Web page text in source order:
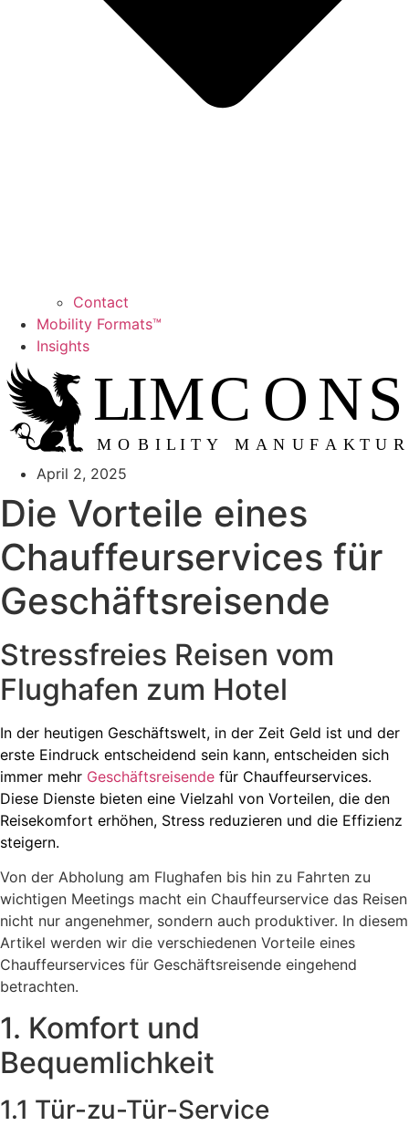
Contact
Mobility Formats™
Insights
L IMCONS
M OBILITY MANUFAKTUR
April 2, 2025
Die Vorteile eines
Chauffeurservices für
Geschäftsreisende
Stressfreies Reisen vom
Flughafen zum Hotel
In der heutigen Geschäftswelt, in der Zeit Geld ist und der
erste Eindruck entscheidend sein kann, entscheiden sich
immer mehr Geschäftsreisende für Chauffeurservices.
Diese Dienste bieten eine Vielzahl von Vorteilen, die den
Reisekomfort erhöhen, Stress reduzieren und die Effizienz
steigern.
Von der Abholung am Flughafen bis hin zu Fahrten zu
wichtigen Meetings macht ein Chauffeurservice das Reisen
nicht nur angenehmer, sondern auch produktiver. In diesem
Artikel werden wir die verschiedenen Vorteile eines
Chauffeurservices für Geschäftsreisende eingehend
betrachten.
1. Komfort und
Bequemlichkeit
1.1 Tür-zu-Tür-Service